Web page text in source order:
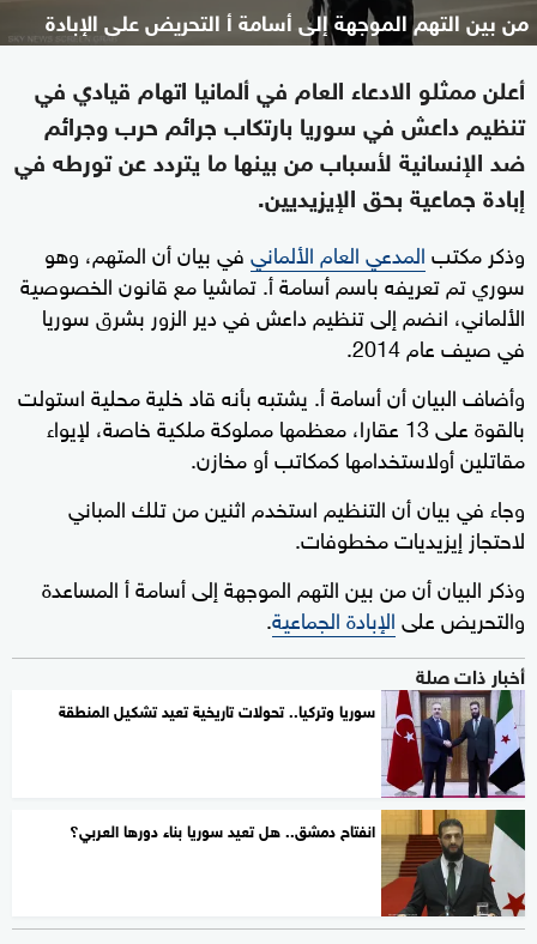
من بين التهم الموجهة إلى أسامة أ التحريض على الإبادة
أعلن ممثلو الادعاء العام في ألمانيا اتهام قيادي في
تنظيم داعش في سوريا بارتكاب جرائم حرب وجرائم
ضد الإنسانية لأسباب من بينها ما يتردد عن تورطه في
إبادة جماعية بحق الإيزيديين.
وذكر مكتبالمدعي العام الألمانيفي بيان أن المتهم، وهو
سوري تم تعريفه باسم أسامة أ. تماشيا مع قانون الخصوصية
الألماني، انضم إلى تنظيم داعش في دير الزور بشرق سوريا
في صيف عام 2014.
وأضاف البيان أن أسامة أ. يشتبه بأنه قاد خلية محلية استولت
بالقوة على 13 عقارا، معظمها مملوكة ملكية خاصة، لإيواء
مقاتلين أولاستخدامها كمكاتب أو مخازن.
وجاء في بيان أن التنظيم استخدم اثنين من تلك المباني
لاحتجاز إيزيديات مخطوفات.
وذكر البيان أن من بين التهم الموجهة إلى أسامة أ المساعدة
والتحريض علىالإبادة الجماعية.
أخبار ذات صلة
سوريا وتركيا.. تحولات تاريخية تعيد تشكيل المنطقة
انفتاح دمشق.. هل تعيد سوريا بناء دورها العربي؟